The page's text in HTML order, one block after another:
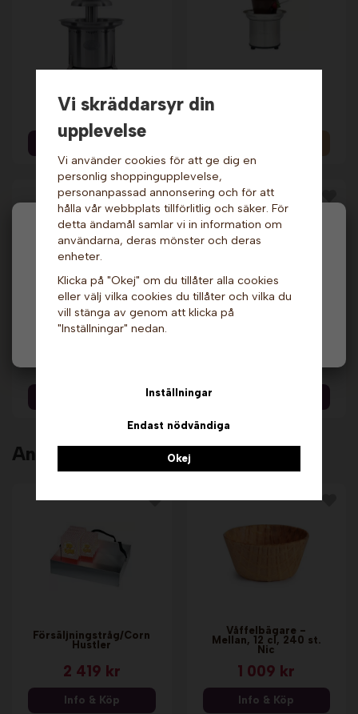
Hej och välkommen till Gottes!
moms) eller företag (exkl. moms) för hur våra priser
ska visas.
Privat
39 599 kr
Info & Köp
Chokladfontän -
Konvertibel,
Andra köpte även
Försäljningstråg/Corn
Hustler
2 419 kr
Info & Köp
Våffelbägare -
Mellan, 12 cl, 240 st.
Nic
1 009 kr
Info & Köp
Vi skräddarsyr din
upplevelse
Vi använder cookies för att ge dig en
personlig shoppingupplevelse,
personanpassad annonsering och för att
hålla vår webbplats tillförlitlig och säker. För
detta ändamål samlar vi in information om
användarna, deras mönster och deras
enheter.
Klicka på "Okej" om du tillåter alla cookies
eller välj vilka cookies du tillåter och vilka du
vill stänga av genom att klicka på
"Inställningar" nedan.
Inställningar
Endast nödvändiga
Okej